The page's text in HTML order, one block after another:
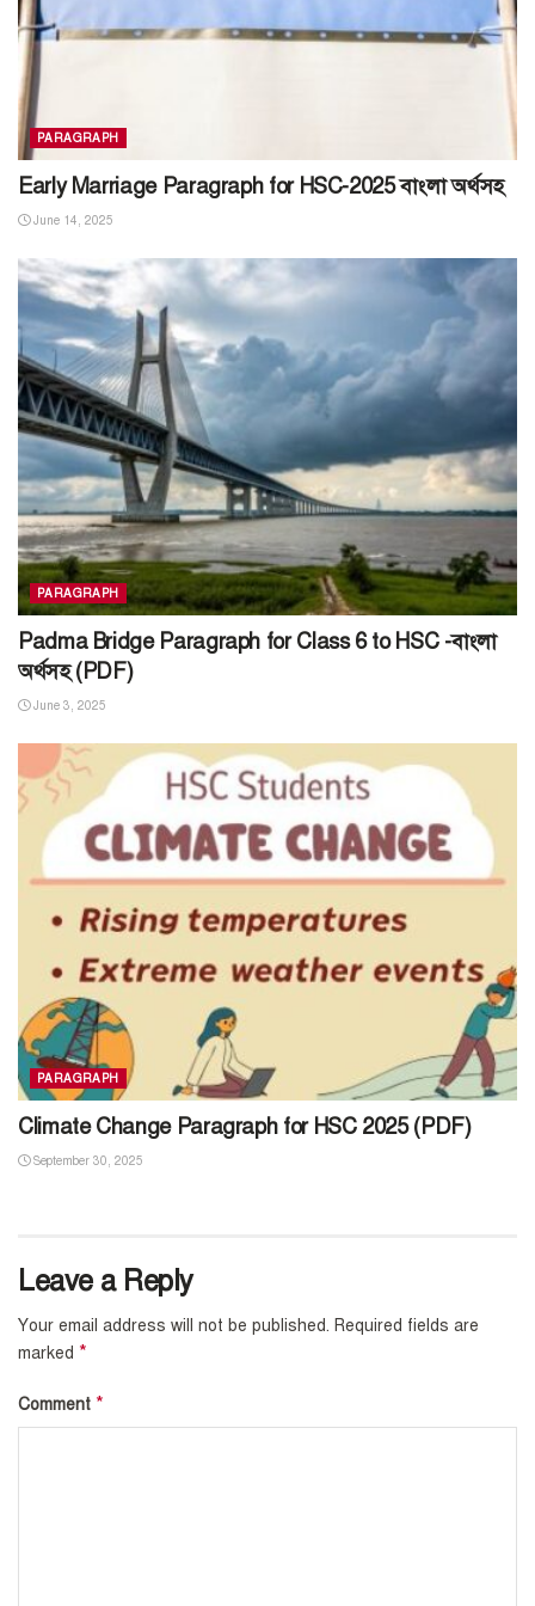
PARAGRAPH
Early Marriage Paragraph for HSC-2025 বাংলা অর্থসহ
June 14, 2025
PARAGRAPH
Padma Bridge Paragraph for Class 6 to HSC -বাংলা
অর্থসহ (PDF)
June 3, 2025
PARAGRAPH
Climate Change Paragraph for HSC 2025 (PDF)
September 30, 2025
Leave a Reply
Your email address will not be published. Required fields are
marked *
Comment *